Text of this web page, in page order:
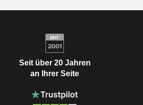
Seit über 20 Jahren
an Ihrer Seite